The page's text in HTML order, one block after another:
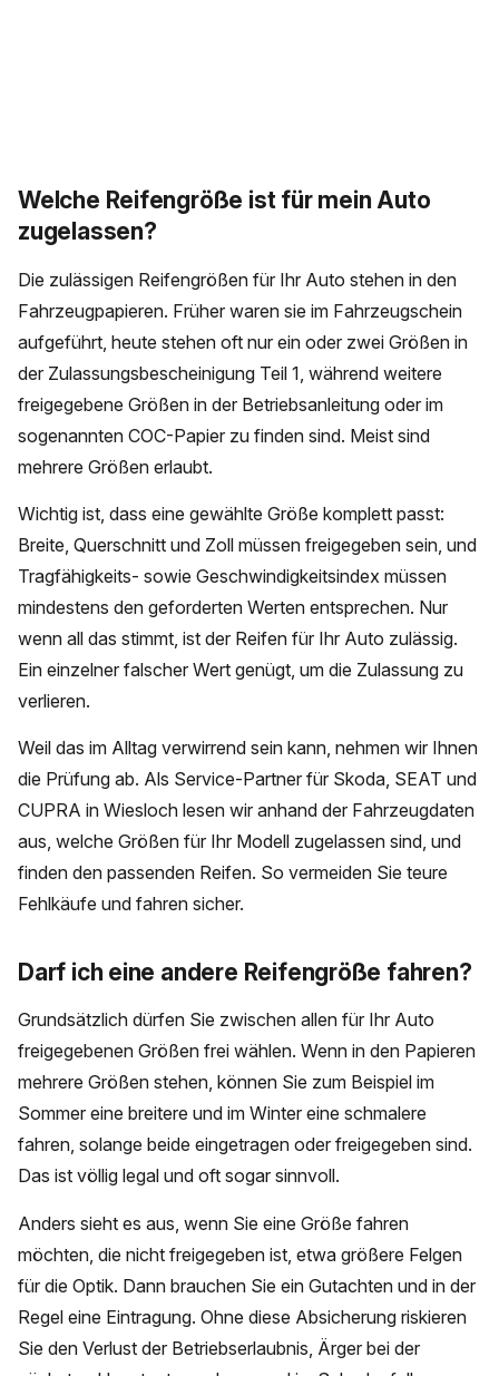
Welche Reifengröße ist für mein Auto
zugelassen?
Die zulässigen Reifengrößen für Ihr Auto stehen in den
Fahrzeugpapieren. Früher waren sie im Fahrzeugschein
aufgeführt, heute stehen oft nur ein oder zwei Größen in
der Zulassungsbescheinigung Teil 1, während weitere
freigegebene Größen in der Betriebsanleitung oder im
sogenannten COC-Papier zu finden sind. Meist sind
mehrere Größen erlaubt.
Wichtig ist, dass eine gewählte Größe komplett passt:
Breite, Querschnitt und Zoll müssen freigegeben sein, und
Tragfähigkeits- sowie Geschwindigkeitsindex müssen
mindestens den geforderten Werten entsprechen. Nur
wenn all das stimmt, ist der Reifen für Ihr Auto zulässig.
Ein einzelner falscher Wert genügt, um die Zulassung zu
verlieren.
Weil das im Alltag verwirrend sein kann, nehmen wir Ihnen
die Prüfung ab. Als Service-Partner für Skoda, SEAT und
CUPRA in Wiesloch lesen wir anhand der Fahrzeugdaten
aus, welche Größen für Ihr Modell zugelassen sind, und
finden den passenden Reifen. So vermeiden Sie teure
Fehlkäufe und fahren sicher.
Darf ich eine andere Reifengröße fahren?
Grundsätzlich dürfen Sie zwischen allen für Ihr Auto
freigegebenen Größen frei wählen. Wenn in den Papieren
mehrere Größen stehen, können Sie zum Beispiel im
Sommer eine breitere und im Winter eine schmalere
fahren, solange beide eingetragen oder freigegeben sind.
Das ist völlig legal und oft sogar sinnvoll.
Anders sieht es aus, wenn Sie eine Größe fahren
möchten, die nicht freigegeben ist, etwa größere Felgen
für die Optik. Dann brauchen Sie ein Gutachten und in der
Regel eine Eintragung. Ohne diese Absicherung riskieren
Sie den Verlust der Betriebserlaubnis, Ärger bei der